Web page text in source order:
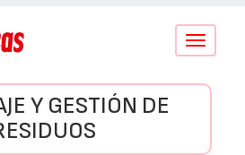
Conmutar
Y GESTIÓN DE